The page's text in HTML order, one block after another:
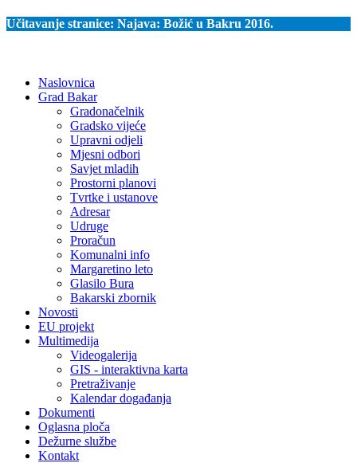
Učitavanje stranice: Najava: Božić u Bakru 2016.
Naslovnica
Grad Bakar
Gradonačelnik
Gradsko vijeće
Upravni odjeli
Mjesni odbori
Savjet mladih
Prostorni planovi
Tvrtke i ustanove
Adresar
Udruge
Proračun
Komunalni info
Margaretino leto
Glasilo Bura
Bakarski zbornik
Novosti
EU projekt
Multimedija
Videogalerija
GIS - interaktivna karta
Pretraživanje
Kalendar događanja
Dokumenti
Oglasna ploča
Dežurne službe
Kontakt